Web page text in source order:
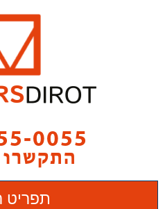
0055
התקשרו
תפריט